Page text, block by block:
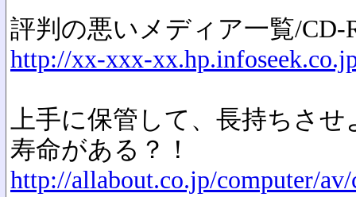
評判の悪いメディア一覧/CD-
http://xx-xxx-
上手に保管して、長持ちさ
寿命がある？！
http://allabout.co.jp/computer/